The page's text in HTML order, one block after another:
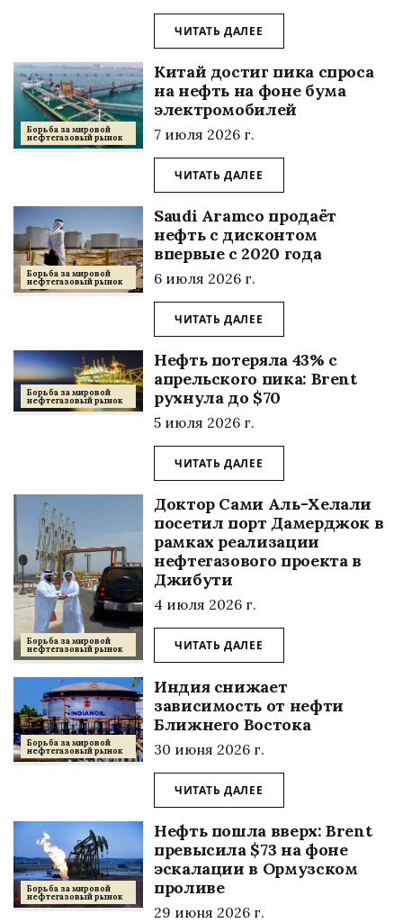
ЧИТАТЬ ДАЛЕЕ
Борьба за мировой
нефтегазовый рынок
Китай достиг пика спроса
на нефть на фоне бума
электромобилей
7 июля 2026 г.
ЧИТАТЬ ДАЛЕЕ
Борьба за мировой
нефтегазовый рынок
Saudi Aramco продаёт
нефть с дисконтом
впервые с 2020 года
6 июля 2026 г.
ЧИТАТЬ ДАЛЕЕ
Борьба за мировой
нефтегазовый рынок
Нефть потеряла 43% с
апрельского пика: Brent
рухнула до $70
5 июля 2026 г.
ЧИТАТЬ ДАЛЕЕ
Борьба за мировой
нефтегазовый рынок
Доктор Сами Аль-Хелали
посетил порт Дамерджок в
рамках реализации
нефтегазового проекта в
Джибути
4 июля 2026 г.
ЧИТАТЬ ДАЛЕЕ
Борьба за мировой
нефтегазовый рынок
Индия снижает
зависимость от нефти
Ближнего Востока
30 июня 2026 г.
ЧИТАТЬ ДАЛЕЕ
Борьба за мировой
нефтегазовый рынок
Нефть пошла вверх: Brent
превысила $73 на фоне
эскалации в Ормузском
проливе
29 июня 2026 г.